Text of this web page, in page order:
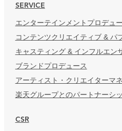
SERVICE
エンターテインメントプロデュ
コンテンツクリエイティブ & パ
キャスティング & インフルエン
ブランドプロデュース
アーティスト・クリエイターマ
楽天グループとのパートナーシ
CSR